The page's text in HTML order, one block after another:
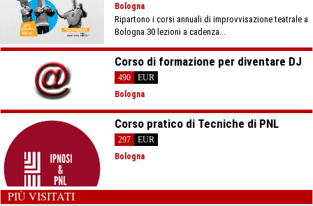
Bologna
Ripartono i corsi annuali di improvvisazione teatrale a
Bologna 30 lezioni a cadenza...
Corso di formazione per diventare DJ
490
EUR
Bologna
Corso pratico di Tecniche di PNL
297
EUR
Bologna
PIÙ VISITATI